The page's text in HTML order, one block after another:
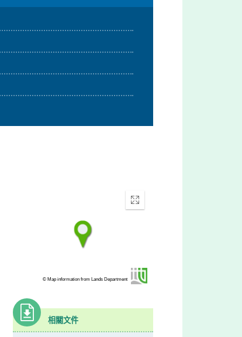
Enter
fullscreen
© Map information from Lands Department
相關文件